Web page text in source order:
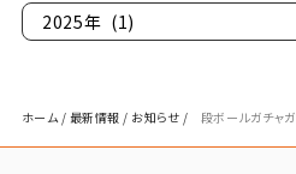
ホーム / 最新情報 / お知らせ / 段ボールガチャ